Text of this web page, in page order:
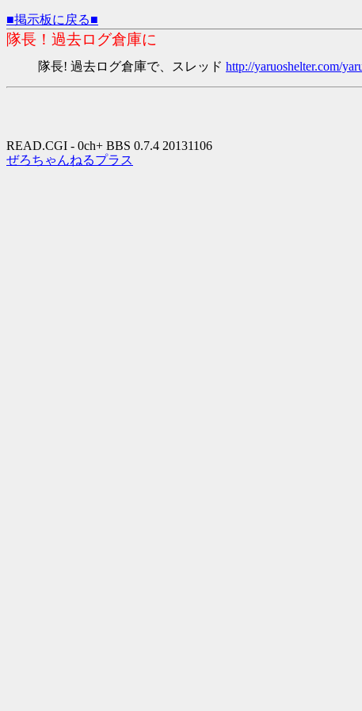
■掲示板に戻る■
隊長！過去ログ倉庫に
隊長! 過去ログ倉庫で、スレッド http://yaruoshelter.com/
READ.CGI - 0ch+ BBS 0.7.4 20131106
ぜろちゃんねるプラス